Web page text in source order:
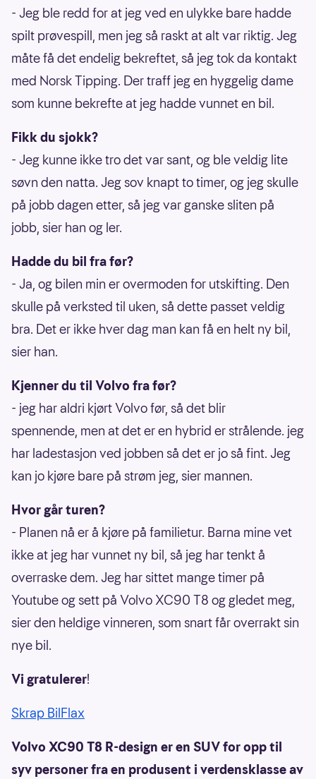
- Jeg ble redd for at jeg ved en ulykke bare hadde
spilt prøvespill, men jeg så raskt at alt var riktig. Jeg
måte få det endelig bekreftet, så jeg tok da kontakt
med Norsk Tipping. Der traff jeg en hyggelig dame
som kunne bekrefte at jeg hadde vunnet en bil.
Fikk du sjokk?
- Jeg kunne ikke tro det var sant, og ble veldig lite
søvn den natta. Jeg sov knapt to timer, og jeg skulle
på jobb dagen etter, så jeg var ganske sliten på
jobb, sier han og ler.
Hadde du bil fra før?
- Ja, og bilen min er overmoden for utskifting. Den
skulle på verksted til uken, så dette passet veldig
bra. Det er ikke hver dag man kan få en helt ny bil,
sier han.
Kjenner du til Volvo fra før?
- jeg har aldri kjørt Volvo før, så det blir
spennende, men at det er en hybrid er strålende. jeg
har ladestasjon ved jobben så det er jo så fint. Jeg
kan jo kjøre bare på strøm jeg, sier mannen.
Hvor går turen?
- Planen nå er å kjøre på familietur. Barna mine vet
ikke at jeg har vunnet ny bil, så jeg har tenkt å
overraske dem. Jeg har sittet mange timer på
Youtube og sett på Volvo XC90 T8 og gledet meg,
sier den heldige vinneren, som snart får overrakt sin
nye bil.
Vi gratulerer!
Skrap BilFlax
Volvo XC90 T8 R-design er en SUV for opp til
syv personer fra en produsent i verdensklasse av